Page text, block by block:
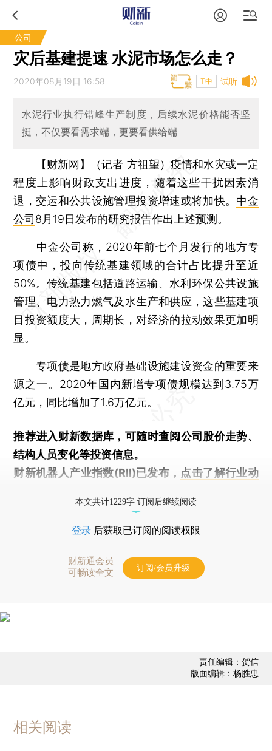
公司
灾后基建提速 水泥市场怎么走？
试听
2020年08月19日 16:58 T中
水泥行业执行错峰生产制度，后续水泥价格能否坚
挺，不仅要看需求端，更要看供给端
【财新网】（记者 方祖望） 疫情和水灾或一定
程度上影响财政支出进度，随着这些干扰因素消
退，交运和公共设施管理投资增速或将加快。 中金
公司 8月19日发布的研究报告作出上述预测。
中金公司称，2020年前七个月发行的地方专
项债中，投向传统基建领域的合计占比提升至近
50%。传统基建包括道路运输、水利环保公共设施
管理、电力热力燃气及水生产和供应，这些基建项
目投资额度大，周期长，对经济的拉动效果更加明
显。
专项债是地方政府基础设施建设资金的重要来
源之一。2020年国内新增专项债规模达到3.75万
亿元，同比增加了1.6万亿元。
推荐进入财新数据库 ，可随时查阅公司股价走势、
结构人员变化等投资信息。
财新机器人产业指数(RII)已发布， 点击了解行业动
本文共计1229字 订阅后继续阅读
登录 后获取已订阅的阅读权限
财新通会员
可畅读全文
订阅/会员升级
责任编辑：贺信
版面编辑：杨胜忠
相关阅读